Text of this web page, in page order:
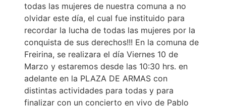
todas las mujeres de nuestra comuna a no
olvidar este día, el cual fue instituido para
recordar la lucha de todas las mujeres por la
conquista de sus derechos!!! En la comuna de
Freirina, se realizara el día Viernes 10 de
Marzo y estaremos desde las 10:30 hrs. en
adelante en la PLAZA DE ARMAS con
distintas actividades para todas y para
finalizar con un concierto en vivo de Pablo